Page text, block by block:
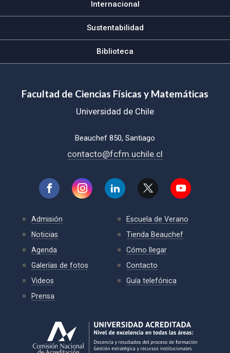
Internacional
Sustentabilidad
Biblioteca
Facultad de Ciencias Físicas y Matemáticas
Universidad de Chile
Beauchef 850, Santiago
contacto@fcfm.uchile.cl
Admisión
Noticias
Agenda
Galerías de fotos
Videos
Prensa
Escuela de Verano
Tienda Beauchef
Cómo llegar
Contacto
Guía telefónica